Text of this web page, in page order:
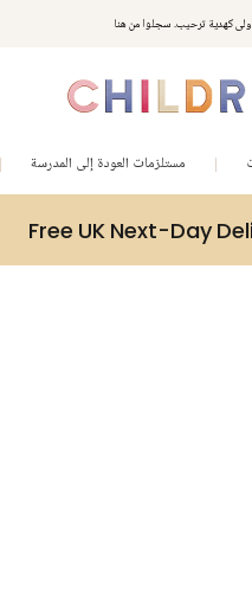
مستلزمات العودة إلى المدرسة
Free UK Next-Day